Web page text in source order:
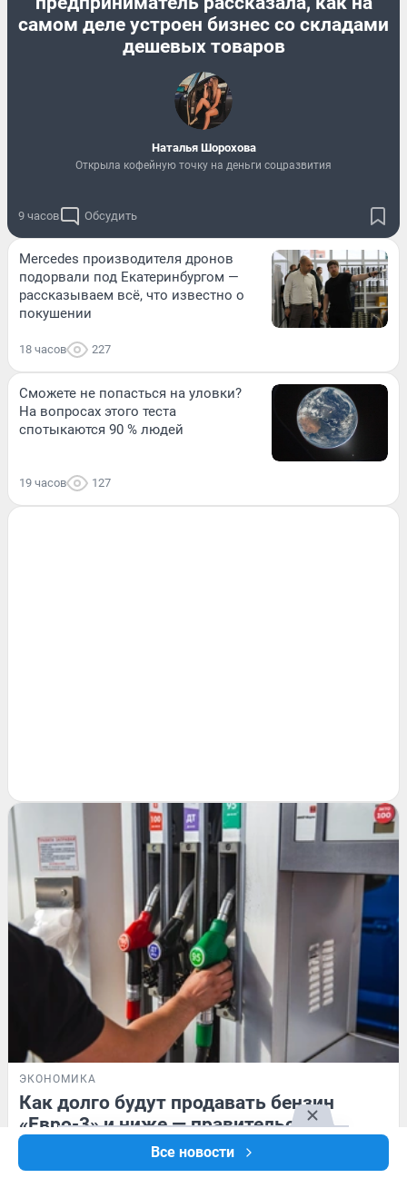
Все новости
самом деле устроен бизнес со складами
дешевых товаров
Наталья Шорохова
Открыла кофейную точку на деньги соцразвития
9 часов Обсудить
Mercedes производителя дронов
подорвали под Екатеринбургом —
рассказываем всё, что известно о
покушении
18 часов 227
Сможете не попасться на уловки?
На вопросах этого теста
спотыкаются 90 % людей
19 часов 127
ЭКОНОМИКА
Как долго будут продавать бензин
«Евро-3» и ниже — правительство
поставило срок